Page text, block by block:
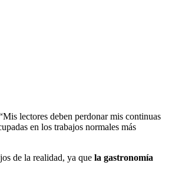
lectores deben perdonar mis continuas
en los trabajos normales más
de la realidad, ya que la gastronomía